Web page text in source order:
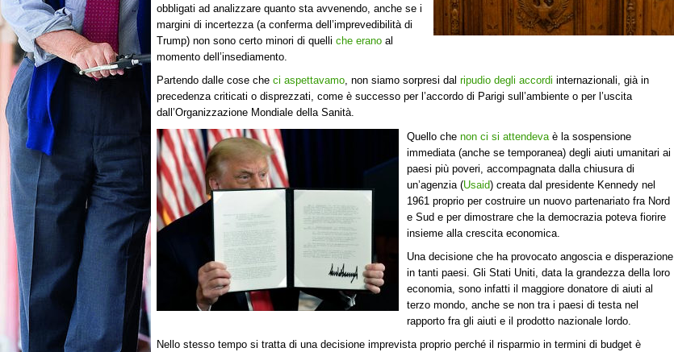
obbligati ad analizzare quanto sta avvenendo, anche se i
margini di incertezza (a conferma dell’imprevedibilità di
Trump) non sono certo minori di quelli che erano al
momento dell’insediamento.
Partendo dalle cose che ci aspettavamo, non siamo sorpresi dal ripudio degli accordi internazionali, già in
precedenza criticati o disprezzati, come è successo per l’accordo di Parigi sull’ambiente o per l’uscita
dall’Organizzazione Mondiale della Sanità.
Quello che non ci si attendeva è la sospensione
immediata (anche se temporanea) degli aiuti umanitari ai
paesi più poveri, accompagnata dalla chiusura di
un’agenzia (Usaid) creata dal presidente Kennedy nel
1961 proprio per costruire un nuovo partenariato fra Nord
e Sud e per dimostrare che la democrazia poteva fiorire
insieme alla crescita economica.
Una decisione che ha provocato angoscia e disperazione
in tanti paesi. Gli Stati Uniti, data la grandezza della loro
economia, sono infatti il maggiore donatore di aiuti al
terzo mondo, anche se non tra i paesi di testa nel
rapporto fra gli aiuti e il prodotto nazionale lordo.
Nello stesso tempo si tratta di una decisione imprevista proprio perché il risparmio in termini di budget è